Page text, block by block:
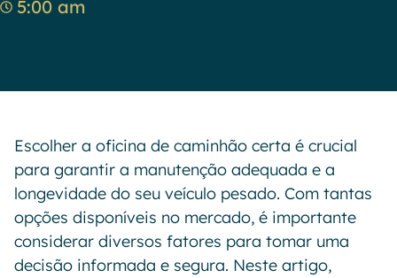
5:00 am
Escolher a oficina de caminhão certa é crucial
para garantir a manutenção adequada e a
longevidade do seu veículo pesado. Com tantas
opções disponíveis no mercado, é importante
considerar diversos fatores para tomar uma
decisão informada e segura. Neste artigo,